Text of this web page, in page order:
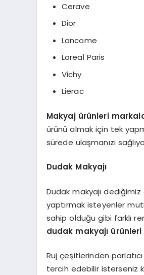
Cerave
Dior
Lancome
Loreal Paris
Vichy
Lierac
Makyaj ürünleri
ürünü almak için tek
sürede ulaşmanızı
Dudak Makyajı
Dudak makyajı
yaptırmak isteyenler
sahip olduğu gibi farklı
dudak makyajı ürünleri
Ruj çeşitlerinden
tercih edebilir isterseniz